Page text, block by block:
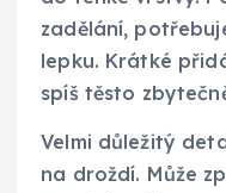
zadělání,
lepku. Krátké
spíš těsto
Velmi důležitý
na droždí. Může